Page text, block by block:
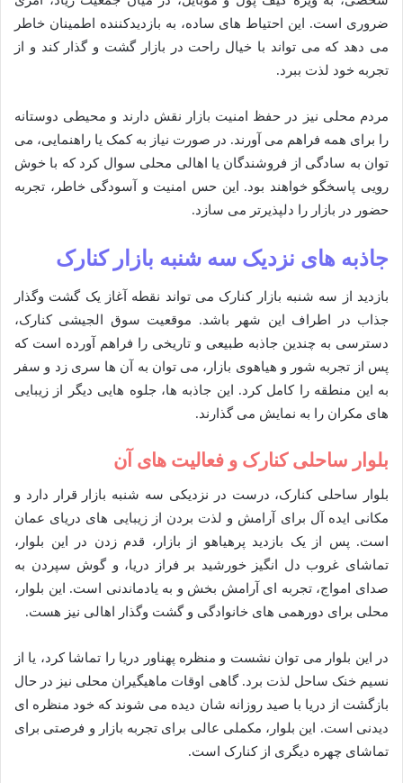
ضروری است. این احتیاط های ساده، به بازدیدکننده اطمینان خاطر
می دهد که می تواند با خیال راحت در بازار گشت و گذار کند و از
تجربه خود لذت ببرد.
مردم محلی نیز در حفظ امنیت بازار نقش دارند و محیطی دوستانه
را برای همه فراهم می آورند. در صورت نیاز به کمک یا راهنمایی، می
توان به سادگی از فروشندگان یا اهالی محلی سوال کرد که با خوش
رویی پاسخگو خواهند بود. این حس امنیت و آسودگی خاطر، تجربه
حضور در بازار را دلپذیرتر می سازد.
جاذبه های نزدیک سه شنبه بازار کنارک
بازدید از سه شنبه بازار کنارک می تواند نقطه آغاز یک گشت وگذار
جذاب در اطراف این شهر باشد. موقعیت سوق الجیشی کنارک،
دسترسی به چندین جاذبه طبیعی و تاریخی را فراهم آورده است که
پس از تجربه شور و هیاهوی بازار، می توان به آن ها سری زد و سفر
به این منطقه را کامل کرد. این جاذبه ها، جلوه هایی دیگر از زیبایی
های مکران را به نمایش می گذارند.
بلوار ساحلی کنارک و فعالیت های آن
بلوار ساحلی کنارک، درست در نزدیکی سه شنبه بازار قرار دارد و
مکانی ایده آل برای آرامش و لذت بردن از زیبایی های دریای عمان
است. پس از یک بازدید پرهیاهو از بازار، قدم زدن در این بلوار،
تماشای غروب دل انگیز خورشید بر فراز دریا، و گوش سپردن به
صدای امواج، تجربه ای آرامش بخش و به یادماندنی است. این بلوار،
محلی برای دورهمی های خانوادگی و گشت وگذار اهالی نیز هست.
در این بلوار می توان نشست و منظره پهناور دریا را تماشا کرد، یا از
نسیم خنک ساحل لذت برد. گاهی اوقات ماهیگیران محلی نیز در حال
بازگشت از دریا با صید روزانه شان دیده می شوند که خود منظره ای
دیدنی است. این بلوار، مکملی عالی برای تجربه بازار و فرصتی برای
تماشای چهره دیگری از کنارک است.